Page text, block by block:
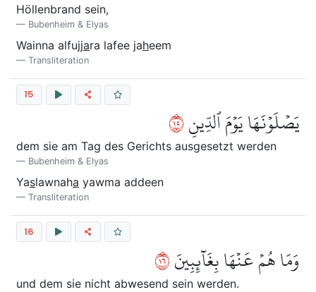
Höllenbrand sein,
Bubenheim & Elyas
Wainna alfujjara lafee jaheem
Transliteration
15
يَصۡلَوۡنَهَا يَوۡمَ ٱلدِّينِ٥١
dem sie am Tag des Gerichts ausgesetzt werden
Bubenheim & Elyas
Yaslawnaha yawma addeen
Transliteration
16
وَمَا هُمۡ عَنۡهَا بِغَآئِبِينَ٦١
und dem sie nicht abwesend sein werden.